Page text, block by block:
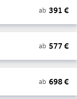
ab 391 €
ab 577 €
ab 698€